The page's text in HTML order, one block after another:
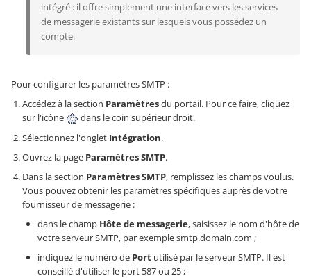
intégré : il offre simplement une interface vers les services
de messagerie existants sur lesquels vous possédez un
compte.
Pour configurer les paramètres SMTP :
Accédez à la section Paramètresdu portail. Pour ce faire, cliquez
sur l'icône
dans le coin supérieur droit.
Sélectionnez l'onglet Intégration.
Ouvrez la page Paramètres SMTP.
Dans la section Paramètres SMTP, remplissez les champs voulus.
Vous pouvez obtenir les paramètres spécifiques auprès de votre
fournisseur de messagerie :
dans le champ Hôte de messagerie, saisissez le nom d'hôte de
votre serveur SMTP, par exemplesmtp.domain.com ;
indiquez le numéro de Port utilisé par le serveur SMTP. Il est
conseillé d'utiliser le port 587 ou 25 ;